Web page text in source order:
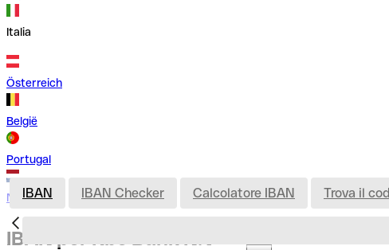
Italia
Österreich
België
Portugal
Nederland
IBAN IBAN Checker Calcolatore IBAN Trova il
IBAN per Kbc Bank N.V